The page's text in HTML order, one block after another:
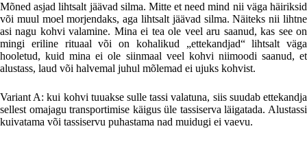
Mõned asjad lihtsalt jäävad silma. Mitte et need mind nii väga häiriksid
või muul moel morjendaks, aga lihtsalt jäävad silma. Näiteks nii lihtne
asi nagu kohvi valamine. Mina ei tea ole veel aru saanud, kas see on
mingi eriline rituaal või on kohalikud „ettekandjad“ lihtsalt väga
hooletud, kuid mina ei ole siinmaal veel kohvi niimoodi saanud, et
alustass, laud või halvemal juhul mõlemad ei ujuks kohvist.
Variant A: kui kohvi tuuakse sulle tassi valatuna, siis suudab ettekandja
sellest omajagu transportimise käigus üle tassiserva läigatada. Alustassi
kuivatama või tassiservu puhastama nad muidugi ei vaevu.